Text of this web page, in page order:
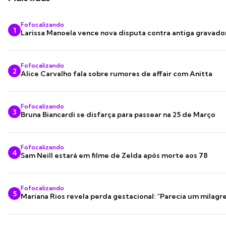
1
Fofocalizando
Larissa Manoela vence nova disputa contra antiga
2
Fofocalizando
Alice Carvalho fala sobre rumores de affair com Anitta
3
Fofocalizando
Bruna Biancardi se disfarça para passear na 25 de Março
4
Fofocalizando
Sam Neill estará em filme de Zelda após morte aos 78
5
Fofocalizando
Mariana Rios revela perda gestacional: "Parecia um